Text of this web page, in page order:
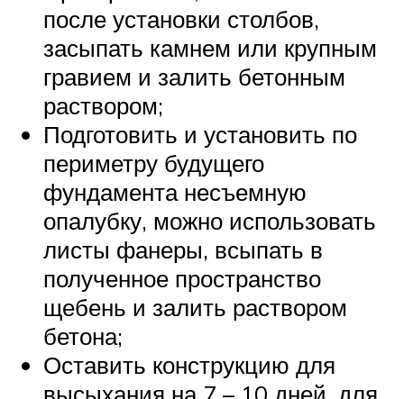
после установки столбов,
засыпать камнем или крупным
гравием и залить бетонным
раствором;
Подготовить и установить по
периметру будущего
фундамента несъемную
опалубку, можно использовать
листы фанеры, всыпать в
полученное пространство
щебень и залить раствором
бетона;
Оставить конструкцию для